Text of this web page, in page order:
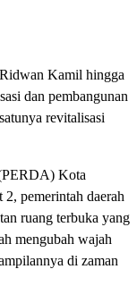
Kamil hingga
dan pembangunan
revitalisasi
Kota
pemerintah daerah
ruang terbuka yang
mengubah wajah
di zaman